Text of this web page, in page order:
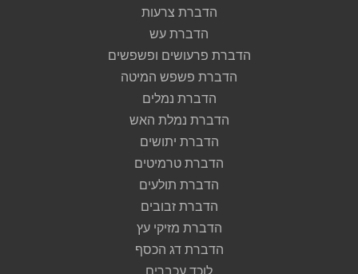
הדברת צרעות
הדברת עש
הדברת פרעושים ופשפשים
הדברת פשפש המיטה
הדברת נמלים
הדברת נמלת האש
הדברת יתושים
הדברת טרמיטים
הדברת תולעים
הדברת זבובים
הדברת מזיקי עץ
הדברת דג הכסף